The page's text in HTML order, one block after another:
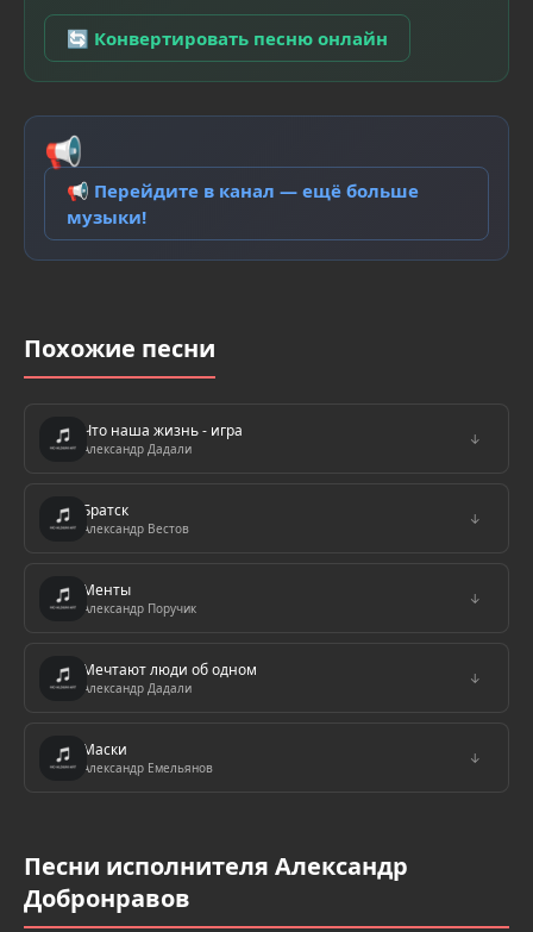
🔄 Конвертировать песню онлайн
📢
📢 Перейдите в канал — ещё больше
музыки!
Похожие песни
Что наша жизнь - игра
Александр Дадали
↓
Братск
Александр Вестов
↓
Менты
Александр Поручик
↓
Мечтают люди об одном
Александр Дадали
↓
Маски
Александр Емельянов
↓
Песни исполнителя Александр
Добронравов